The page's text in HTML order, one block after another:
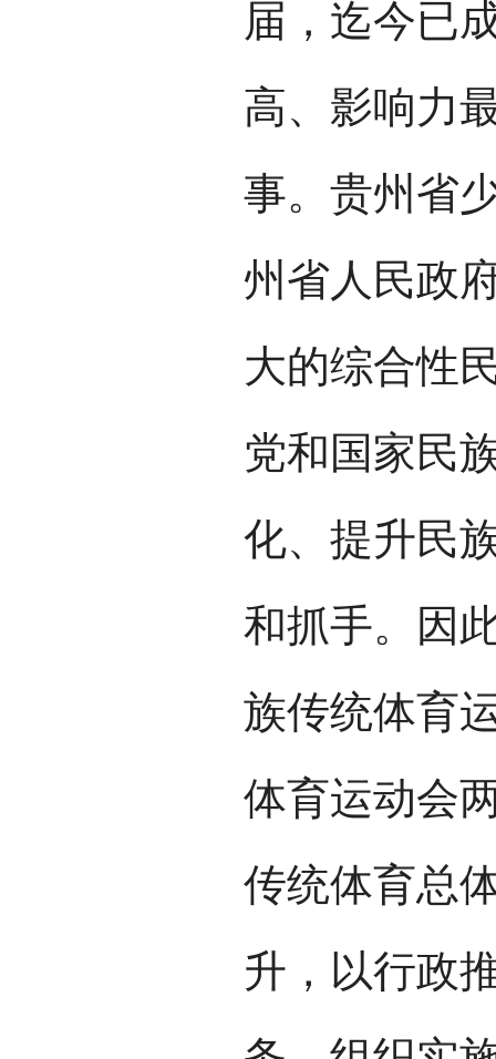
届，迄今已
高、影响力
事。贵州省
州省人民政
大的综合性
党和国家民
化、提升民
和抓手。因
族传统体育
体育运动会
传统体育总
升，以行政